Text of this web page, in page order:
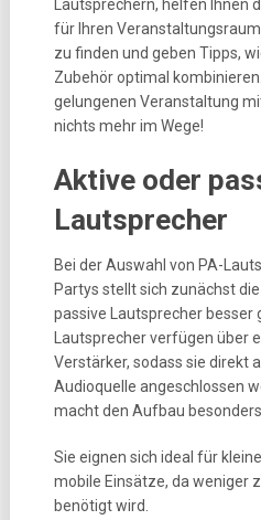
Lautsprechern, helfen Ihnen
für Ihren
zu finden und geben Tipps,
Zubehör optimal
gelungenen Veranstaltung
nichts mehr im Wege!
Aktive oder
Lautsprecher
Bei der Auswahl von PA-
Partys stellt sich zunächst
passive Lautsprecher besser
Lautsprecher verfügen über
Verstärker, sodass sie direkt
Audioquelle angeschlossen
macht den Aufbau
Sie eignen sich ideal für
mobile Einsätze, da weniger
benötigt wird.